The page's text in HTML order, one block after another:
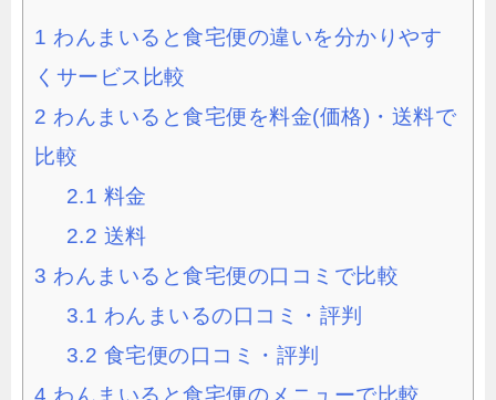
1 わんまいると食宅便の違いを分かりやす
くサービス比較
2 わんまいると食宅便を料金(価格)・送料で
比較
2.1 料金
2.2 送料
3 わんまいると食宅便の口コミで比較
3.1 わんまいるの口コミ・評判
3.2 食宅便の口コミ・評判
4 わんまいると食宅便のメニューで比較